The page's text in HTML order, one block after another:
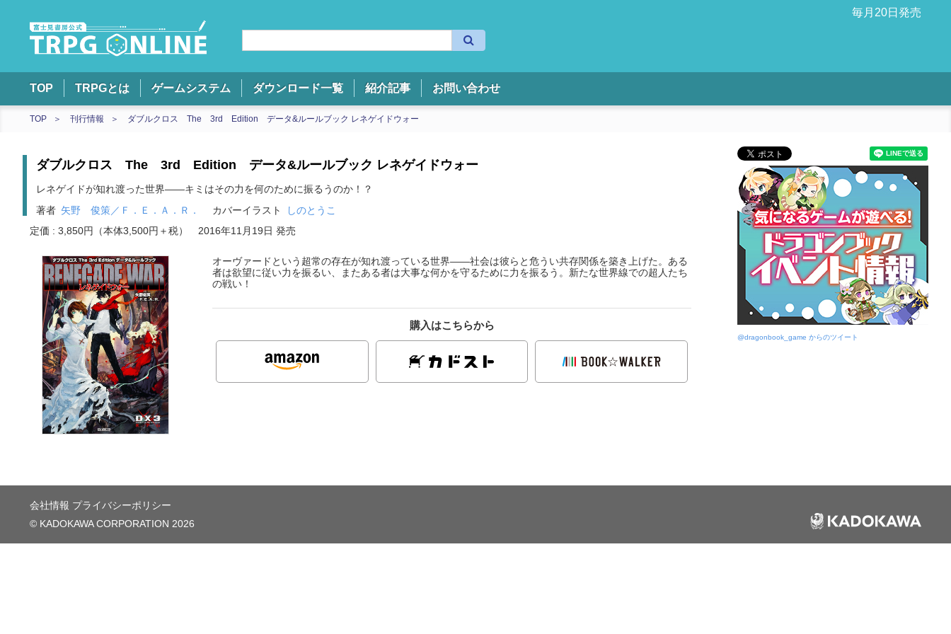
索
毎月20日発売
TOP TRPGとは ゲームシステム ダウンロード一覧 紹介記事 お問い合わせ
TOP 刊行情報 ダブルクロス The 3rd Edition データ&ルールブック レネゲイドウォー
ダブルクロス The 3rd Edition データ&ルールブック レネゲイドウォー
レネゲイドが知れ渡った世界――キミはその力を何のために振るうのか！？
著者 矢野 俊策／Ｆ．Ｅ．Ａ．Ｒ． カバーイラスト
しのとうこ
定価 : 3,850円（本体3,500円＋税）
2016年11月19日 発売
オーヴァードという超常の存在が知れ渡っている世界――社会は彼らと危うい共存関係を築き上げた。ある
者は欲望に従い力を振るい、またある者は大事な何かを守るために力を振るう。新たな世界線での超人たち
の戦い！
購入はこちらから
@dragonbook_game からのツイート
会社情報 プライバシーポリシー
© KADOKAWA CORPORATION 2026